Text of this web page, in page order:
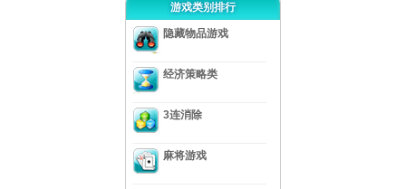
游戏类别排行
隐藏物品游戏
经济策略类
3连消除
麻将游戏